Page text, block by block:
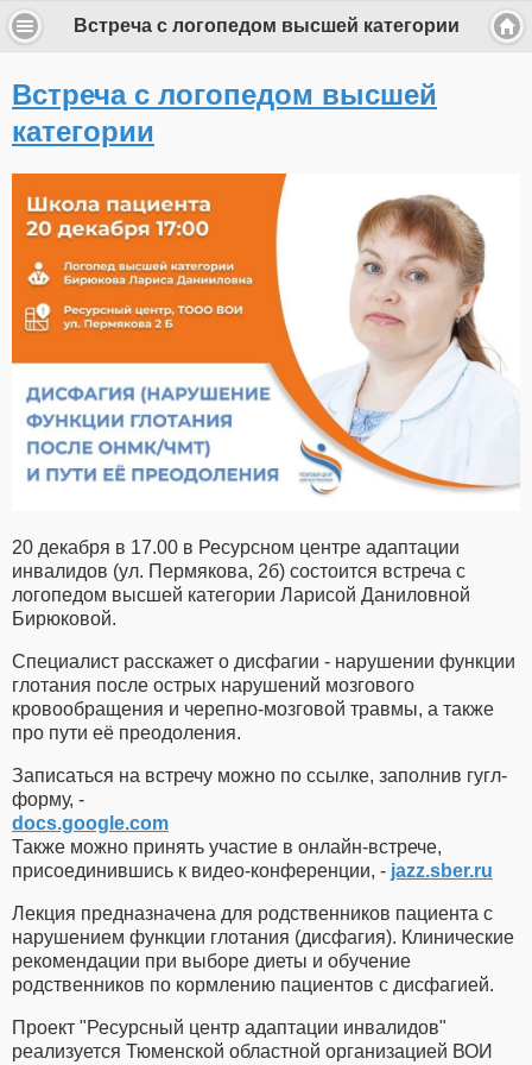
Встреча с логопедом высшей категории
Встреча с логопедом высшей
категории
20 декабря в 17.00 в Ресурсном центре адаптации
инвалидов (ул. Пермякова, 2б) состоится встреча с
логопедом высшей категории Ларисой Даниловной
Бирюковой.
Специалист расскажет о дисфагии - нарушении функции
глотания после острых нарушений мозгового
кровообращения и черепно-мозговой травмы, а также
про пути её преодоления.
Записаться на встречу можно по ссылке, заполнив гугл-
форму, -
docs.google.com
Также можно принять участие в онлайн-встрече,
присоединившись к видео-конференции, - jazz.sber.ru
Лекция предназначена для родственников пациента с
нарушением функции глотания (дисфагия). Клинические
рекомендации при выборе диеты и обучение
родственников по кормлению пациентов с дисфагией.
Проект "Ресурсный центр адаптации инвалидов"
реализуется Тюменской областной организацией ВОИ